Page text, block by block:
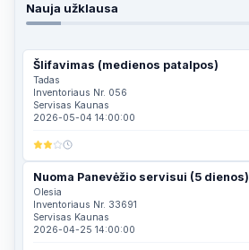
Nauja užklausa
Šlifavimas (medienos patalpos)
Tadas
Inventoriaus Nr. 056
Servisas Kaunas
2026-05-04 14:00:00
Nuoma Panevėžio servisui (5 dienos)
Olesia
Inventoriaus Nr. 33691
Servisas Kaunas
2026-04-25 14:00:00